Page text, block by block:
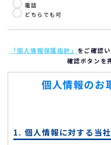
電話
どちらでも可
「個人情報保護指針」 をご確認
確認ボタンを
個人情報のお
1. 個人情報に対する当